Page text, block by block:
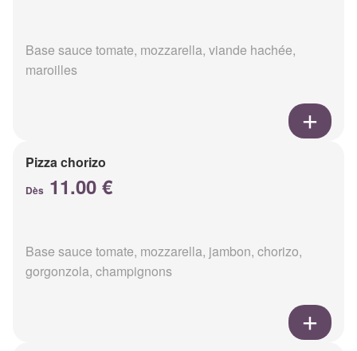
Base sauce tomate, mozzarella, viande hachée,
maroilles
Pizza chorizo
Dès 11.00 €
Base sauce tomate, mozzarella, jambon, chorizo,
gorgonzola, champignons